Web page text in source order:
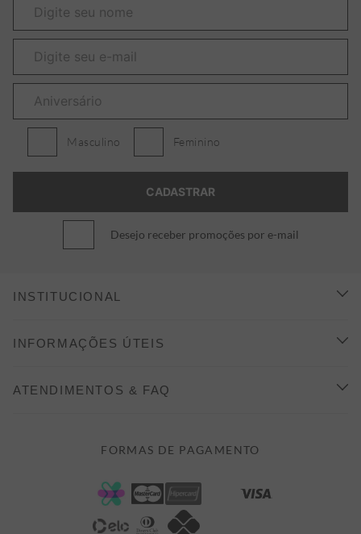
Masculino Feminino
Desejo receber promoções por e-mail
INSTITUCIONAL
CONHEÇA A ALEATORY
INFORMAÇÕES ÚTEIS
FORMAS DE PAGAMENTO
POLÍTICA DE PRIVACIDADE
ATENDIMENTOS & FAQ
FORMAS DE PAGAMENTO